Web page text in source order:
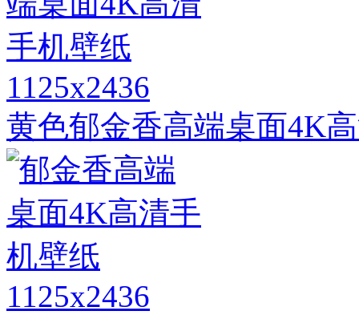
1125x2436
黄色郁金香高端桌面4K
1125x2436